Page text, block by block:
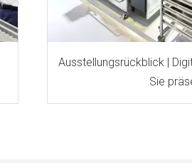
Ausstellungsrückblick |
Sie